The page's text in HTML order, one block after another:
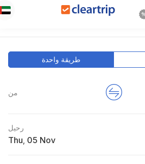
طريقة واحدة
من
رحيل
Thu,